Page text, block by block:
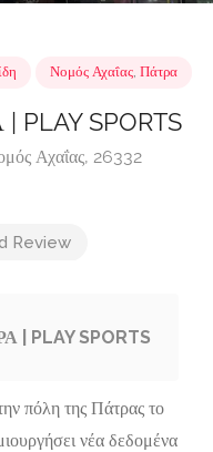
Είδη Νομός Αχαΐας,
Review
| PLAY SPORTS
πόλη της Πάτρας το
νέα δεδομένα